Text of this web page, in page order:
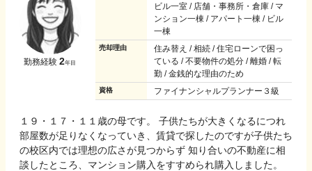
勤務経験 2年目
ビル一室 / 店舗・事務所・倉庫 / マ
ンション一棟 / アパート一棟 / ビル
一棟
売却理由
住み替え / 相続 / 住宅ローンで困っ
ている / 不要物件の処分 / 離婚 / 転
勤 / 金銭的な理由のため
資格 ファイナンシャルプランナー３級
１９・１７・１１歳の母です。 子供たちが大きくなるにつれ
部屋数が足りなくなっていき、賃貸で探したのですが子供たち
の校区内では理想の広さが見つからず 知り合いの不動産に相
談したところ、マンション購入をすすめられ購入しました。